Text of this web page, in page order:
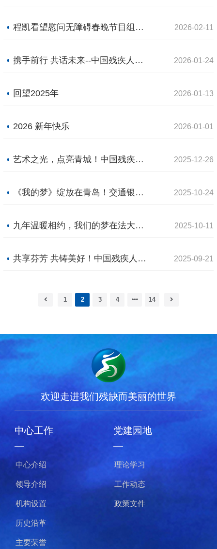
程凯看望慰问无障碍春晚节目组的中国残疾人艺术团演职员 2026-02-11
携手前行 共话未来--中国残疾人特殊艺术指导中心与呼和浩特市残联举行工作会谈 2026-01-24
回望2025年 2026-01-13
2026 新年快乐 2026-01-01
艺术之光，点亮青城！中国残疾人艺术团《我的梦》公益演出温暖上演 2025-12-26
《我的梦》绽放在青岛！交通银行青岛分行助力公益演出，中国残疾人艺术团演绎生命赞歌 2025-10-24
九年温暖相约，我们的梦在法大绽放 2025-10-11
共享芬芳 共铸美好！中国残疾人艺术团《我的梦》公益演出在沪连演两场 2025-09-21
1 2 3 4 14
欢迎走进我们残缺而美丽的世界
中心工作
—
中心介绍
领导介绍
机构设置
历史沿革
主要荣誉
党建园地
—
理论学习
工作动态
政策文件